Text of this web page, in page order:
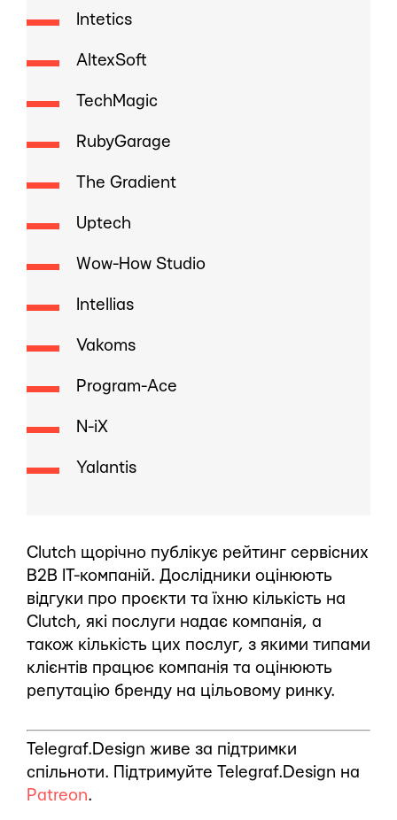
Intetics
AltexSoft
TechMagic
RubyGarage
The Gradient
Uptech
Wow-How Studio
Intellias
Vakoms
Program-Ace
N-iX
Yalantis
Clutch щорічно публікує рейтинг сервісних
B2B IT-компаній. Дослідники оцінюють
відгуки про проєкти та їхню кількість на
Clutch, які послуги надає компанія, а
також кількість цих послуг, з якими типами
клієнтів працює компанія та оцінюють
репутацію бренду на цільовому ринку.
Telegraf.Design живе за підтримки
спільноти. Підтримуйте Telegraf.Design на
Patreon.